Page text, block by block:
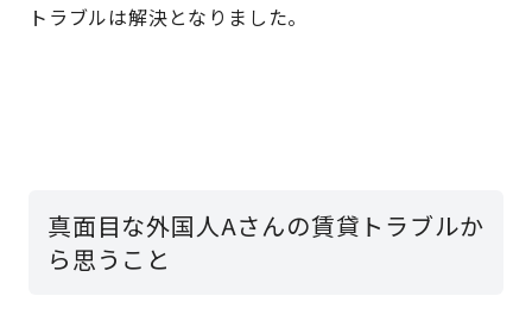
トラブルは解決となりました。
真面目な外国人Aさんの賃貸トラブルか
ら思うこと